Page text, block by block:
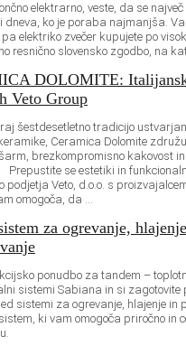
elektrarno, veste, da se
dneva, ko je poraba najmanjša.
elektriko zvečer kupujete po
resnično slovensko zgodbo, na
DOLOMITE:
Veto Group
šestdesetletno tradicijo
Ceramica Dolomite
brezkompromisno kakovost in
Prepustite se estetiki in
podjetja Veto, d.o.o. s
omogoča, da …
za ogrevanje,
ponudbo za tandem –
sistemi Sabiana in si zagotovite
sistemi za ogrevanje, hlajenje in
ki vam omogoča priročno in